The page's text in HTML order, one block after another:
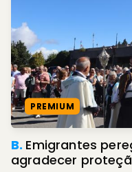
PREMIUM
B. Emigrantes
agradecer